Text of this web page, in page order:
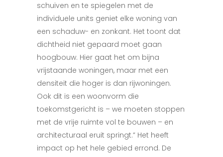
schuiven en te spiegelen met de
individuele units geniet elke woning van
een schaduw- en zonkant. Het toont dat
dichtheid niet gepaard moet gaan
hoogbouw. Hier gaat het om bijna
vrijstaande woningen, maar met een
densiteit die hoger is dan rijwoningen.
Ook dit is een woonvorm die
toekomstgericht is – we moeten stoppen
met de vrije ruimte vol te bouwen – en
architecturaal eruit springt.” Het heeft
impact op het hele gebied errond. De